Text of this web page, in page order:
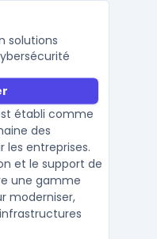
solutions
établi comme
des
les entreprises.
et le support de
une gamme
moderniser,